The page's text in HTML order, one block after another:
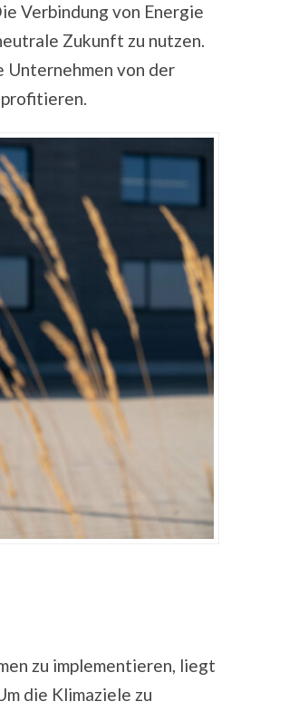
Verbindung von Energie
Zukunft zu nutzen.
Unternehmen von der
zu implementieren, liegt
die Klimaziele zu